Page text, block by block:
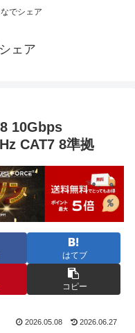
でシェア
ェア
10Gbps
CAT7 8準拠
はてブ
コピー
2026.05.08 2026.06.27